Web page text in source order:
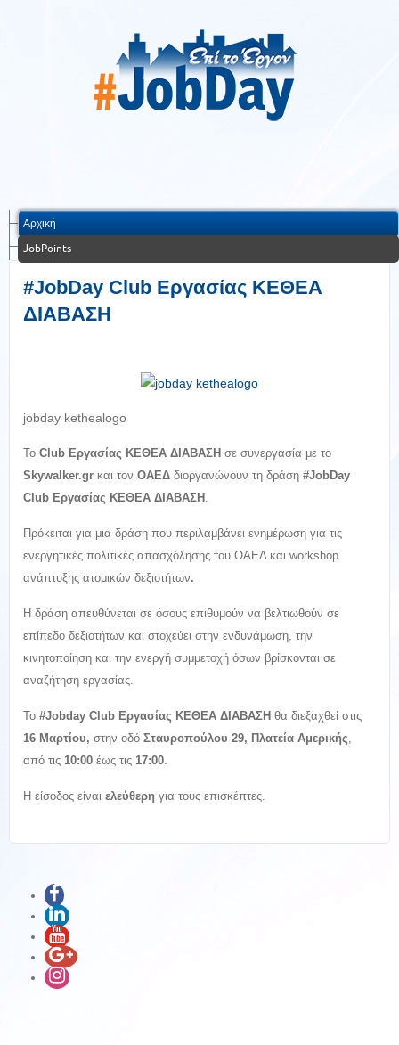
Αρχική
JobPoints
#JobDay Club Εργασίας ΚΕΘΕΑ
ΔΙΑΒΑΣΗ
jobday kethealogo
To Club Εργασίας ΚΕΘΕΑ ΔΙΑΒΑΣΗ σε συνεργασία με το
Skywalker.gr και τον ΟΑΕΔ διοργανώνουν τη δράση #JobDay
Club Εργασίας ΚΕΘΕΑ ΔΙΑΒΑΣΗ .
Πρόκειται για μια δράση που περιλαμβάνει ενημέρωση για τις
ενεργητικές πολιτικές απασχόλησης του ΟΑΕΔ και workshop
ανάπτυξης ατομικών δεξιοτήτων.
Η δράση απευθύνεται σε όσους επιθυμούν να βελτιωθούν σε
επίπεδο δεξιοτήτων και στοχεύει στην ενδυνάμωση, την
κινητοποίηση και την ενεργή συμμετοχή όσων βρίσκονται σε
αναζήτηση εργασίας.
Το #Jobday Club Εργασίας ΚΕΘΕΑ ΔΙΑΒΑΣΗ θα διεξαχθεί στις
16 Μαρτίου, στην οδό Σταυροπούλου 29, Πλατεία Αμερικής,
από τις 10:00 έως τις 17:00.
Η είσοδος είναι ελεύθερη για τους επισκέπτες.